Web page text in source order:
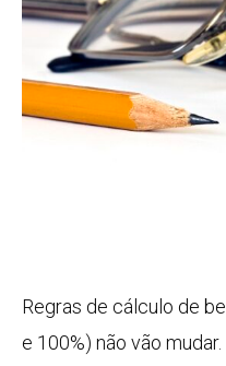
Regras de cálculo de
e 100%) não vão